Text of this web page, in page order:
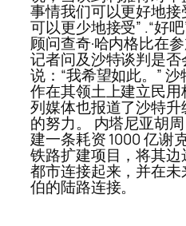
事情我们可以更好地
可以更少地接受” .“好
顾问查奇·哈内格比在
记者问及沙特谈判是
说：“我希望如此。”
作在其领土上建立民
列媒体也报道了沙特
的努力。 内塔尼亚胡
建一条耗资 1000 亿谢
铁路扩建项目，将其
都市连接起来，并在
伯的陆路连接。